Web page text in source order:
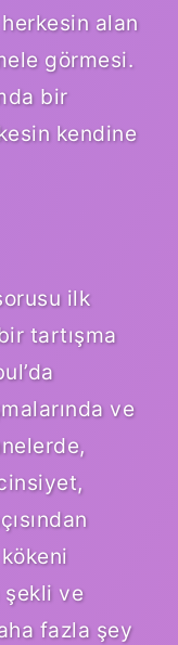
alan
görmesi.
bir
kendine
ilk
tartışma
ve
şekli ve
fazla şey